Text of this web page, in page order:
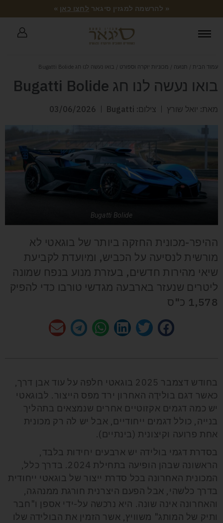
« להרשמה למגזין סיגאר לחצו כאן »
עמוד הבית / תנועה / מכוניות יוקרה וספורט / בואו נעשה לנו חג Bugatti Bolide
בואו נעשה לנו חג Bugatti Bolide
מאת: יואל שורץ צילום: Bugatti 03/06/2026
Bugatti Bolide
ההיפר-מכונית החזקה ביותר של בוגאטי לא
מורשית לנסיעה על הכביש, ומיועדת לקביעת
שיאי מהירות חדשים, בעזרת מנוע בנפח שמונה
ליטרים שנעזר בארבעה מגדשי טורבו כדי להפיק
1,578 כ"ס
בחודש דצמבר 2025 בוגאטי חלפה על עוד אבן דרך,
כאשר דגם בולידֶה האחרון ירד מפס הייצור. לבוגאטי
יש כמה דגמים אקזוטיים אחרים שנמצאים בתהליך
בנייה, כולל דגמים ייחודיים, אבל יש לה רק מכונית
אחת פרועה וקיצונית (בינתיים).
בסדרת דגמי בולידה יש ארבעים יחידות בלבד,
הראשונה שבהן הופיעה בתחילת 2024. בדרך כלל,
המכונית האחרונה בכל סדרת ייצור של בוגאטי ייחודית
בדרך כלשהי, אבל הפעם היצרנית חורגת ממנהגה,
והאחרונה אינה שונה. היא נרכשה על-ידי אספן ו"חבר
ותיק של המותג" משוויץ, אשר הזמין את הבולידה שלו